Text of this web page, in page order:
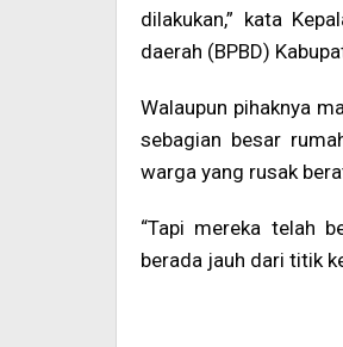
dilakukan,” kata
daerah (BPBD)
Walaupun pihaknya
sebagian besar
warga yang rusak
“Tapi mereka telah
berada jauh dari titik